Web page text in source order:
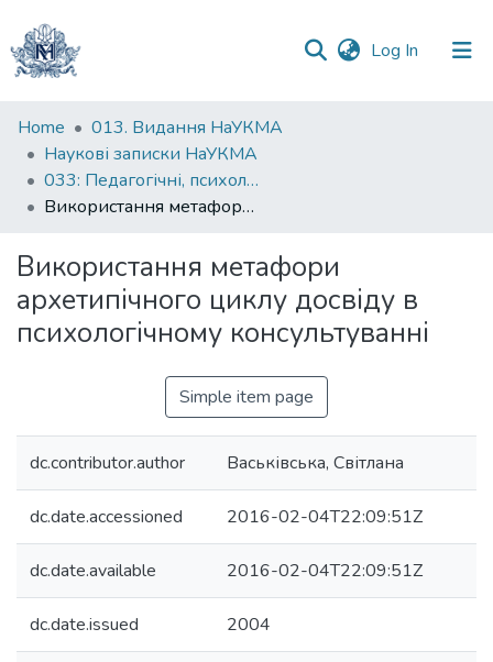
Log In (current)
Communities
&
Collections
All of DSpace
Statistics
Home
013. Видання НаУКМА
Наукові записки НаУКМА
033: Педагогічні, психологічні науки та соціальна робота
Використання метафори архетипічного циклу досвіду в психологічному консультуванні
Використання метафори
архетипічного циклу досвіду в
психологічному консультуванні
Simple item page
dc.contributor.author Васьківська, Світлана
dc.date.accessioned 2016-02-04T22:09:51Z
dc.date.available 2016-02-04T22:09:51Z
dc.date.issued 2004